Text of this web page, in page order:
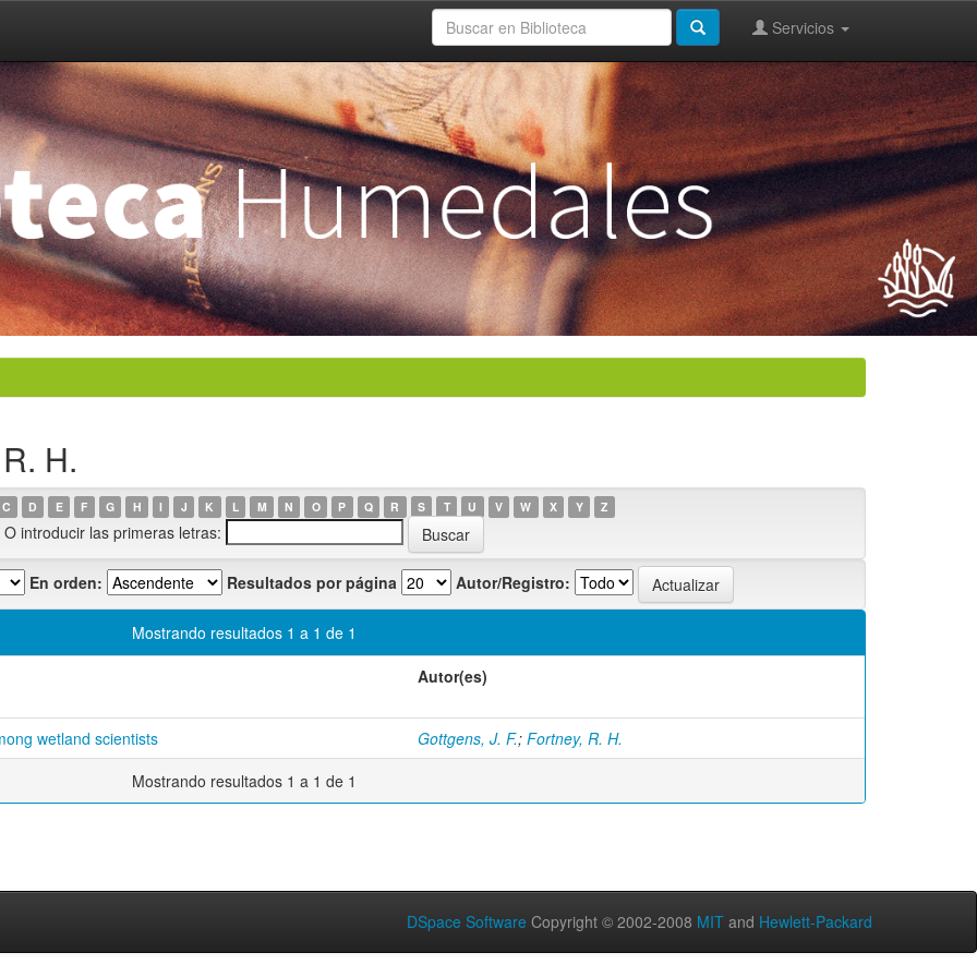
Servicios
H.
C D E F G H I J K L M N O P Q R S T U V W X Y Z
O introducir las primeras letras:
En orden: Resultados por página Autor/Registro:
Mostrando resultados 1 a 1 de 1
Autor(es)
wetland scientists Gottgens, J. F.; Fortney, R. H.
Mostrando resultados 1 a 1 de 1
DSpace Software Copyright © 2002-2008 MIT and Hewlett-Packard